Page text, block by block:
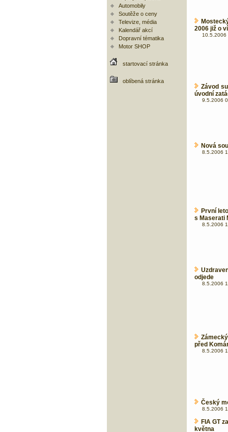
Automobily
Soutěže o ceny
Televize, média
Kalendář akcí
Dopravní tématika
Motor SHOP
startovací stránka
oblíbená stránka
2006 již o
10.5.2006
Závod
úvodní
9.5.2006
Nová
8.5.2006
První
s Maserati
8.5.2006
odjede
8.5.2006
před
8.5.2006
Český
8.5.2006
FIA GT
května